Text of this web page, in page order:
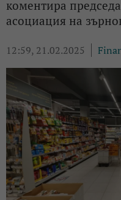
коментира
асоциация на
12:59, 21.02.2025